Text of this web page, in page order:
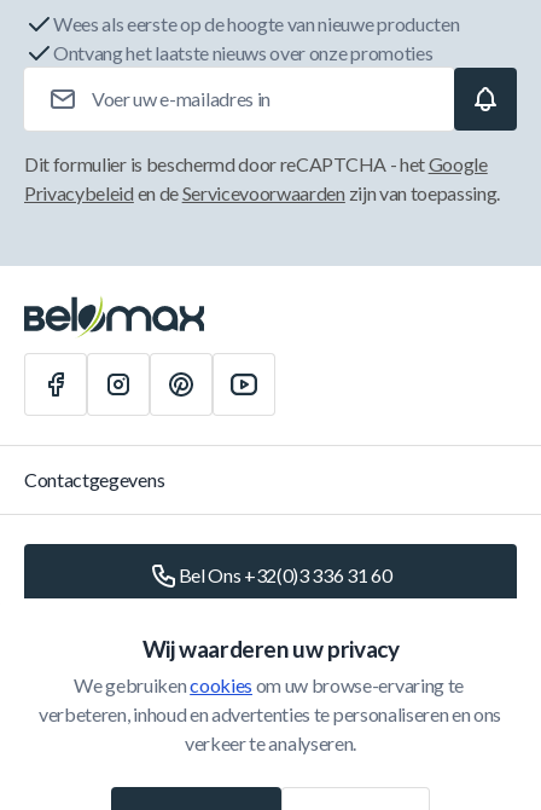
Wij waarderen uw privacy
We gebruiken cookies om uw browse-ervaring te
verbeteren, inhoud en advertenties te personaliseren en ons
verkeer te analyseren.
Wees als eerste op de hoogte van nieuwe producten
Ontvang het laatste nieuws over onze promoties
Dit formulier is beschermd door reCAPTCHA - hetGoogle
Privacybeleid en deServicevoorwaarden zijn van toepassing.
Categorieën
Contactgegevens
Bel Ons +32(0)3 336 31 60
Schrijf Ons info@belomax.com
Routebeschrijving naar de Belomax